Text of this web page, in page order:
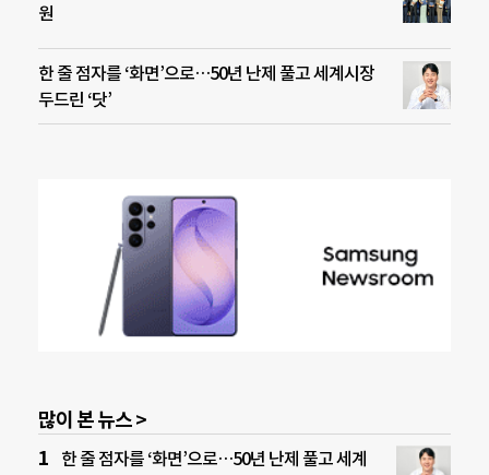
원
한 줄 점자를 ‘화면’으로…50년 난제 풀고 세계시장
두드린 ‘닷’
많이 본 뉴스 >
한 줄 점자를 ‘화면’으로…50년 난제 풀고 세계